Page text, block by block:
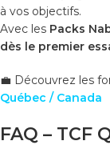
à vos objectifs.
Avec les Packs
dès le premier
💼 Découvrez les
Québec / Canada
FAQ – TCF